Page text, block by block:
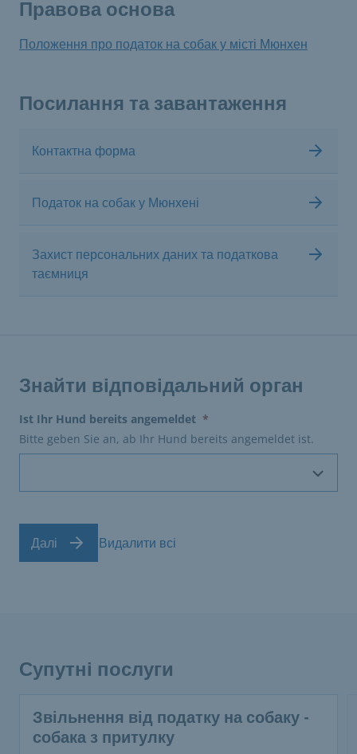
Правова основа
Положення про податок на собак у місті Мюнхен
Посилання та завантаження
Контактна форма
Податок на собак у Мюнхені
Захист персональних даних та податкова
таємниця
Знайти відповідальний орган
Ist Ihr Hund bereits angemeldet *
Bitte geben Sie an, ab Ihr Hund bereits angemeldet ist.
Далі Видалити всі
Супутні послуги
Звільнення від податку на собаку -
собака з притулку